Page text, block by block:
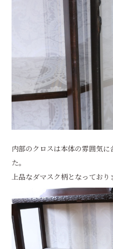
内部のクロスは本体の雰囲気
た。
上品なダマスク柄となっており